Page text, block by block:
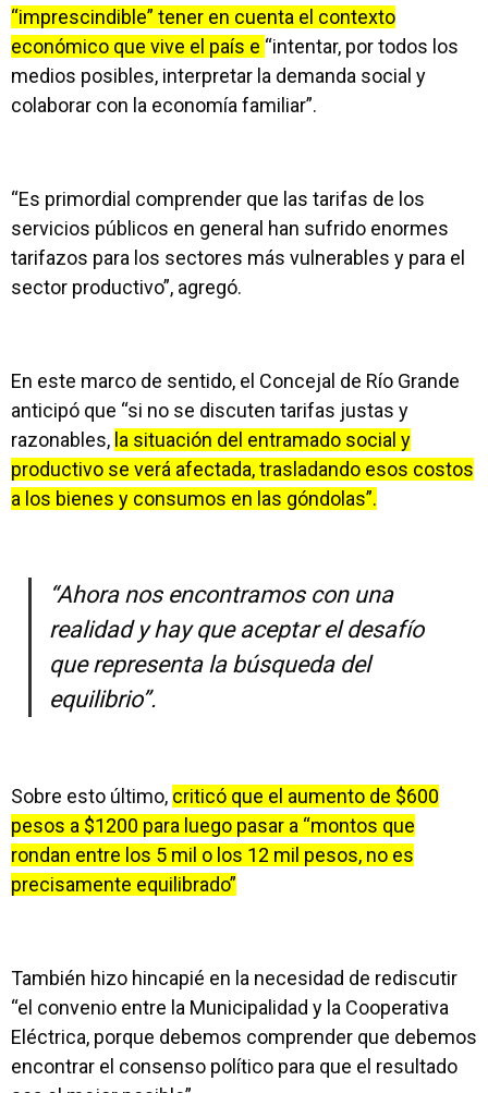
“imprescindible” tener en cuenta el contexto
económico que vive el país e “intentar, por todos los
medios posibles, interpretar la demanda social y
colaborar con la economía familiar”.
“Es primordial comprender que las tarifas de los
servicios públicos en general han sufrido enormes
tarifazos para los sectores más vulnerables y para el
sector productivo”, agregó.
En este marco de sentido, el Concejal de Río Grande
anticipó que “si no se discuten tarifas justas y
razonables, la situación del entramado social y
productivo se verá afectada, trasladando esos costos
a los bienes y consumos en las góndolas”.
“Ahora nos encontramos con una
realidad y hay que aceptar el desafío
que representa la búsqueda del
equilibrio”.
Sobre esto último, criticó que el aumento de $600
pesos a $1200 para luego pasar a “montos que
rondan entre los 5 mil o los 12 mil pesos, no es
precisamente equilibrado”
También hizo hincapié en la necesidad de rediscutir
“el convenio entre la Municipalidad y la Cooperativa
Eléctrica, porque debemos comprender que debemos
encontrar el consenso político para que el resultado